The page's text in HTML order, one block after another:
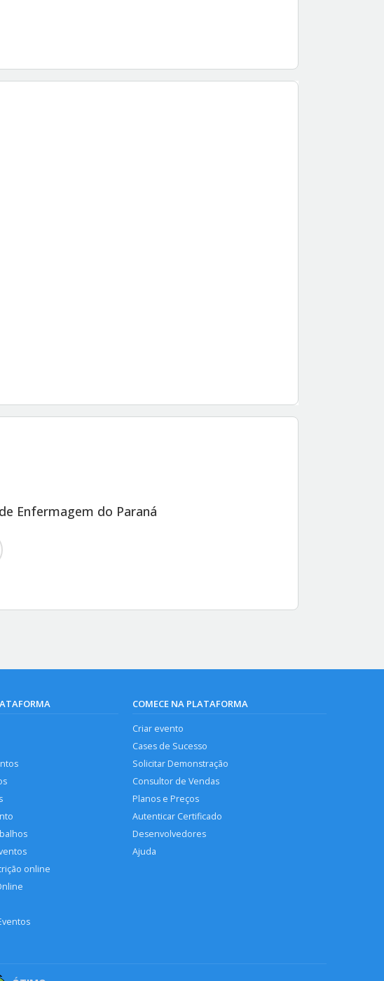
Enfermagem do Paraná
online
COMECE NA PLATAFORMA
Criar evento
Cases de Sucesso
Solicitar Demonstração
Consultor de Vendas
Planos e Preços
Autenticar Certificado
Desenvolvedores
Ajuda